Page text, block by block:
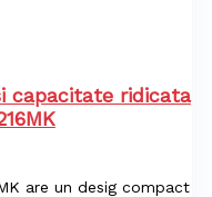
capacitate ridicata
are un desig compact